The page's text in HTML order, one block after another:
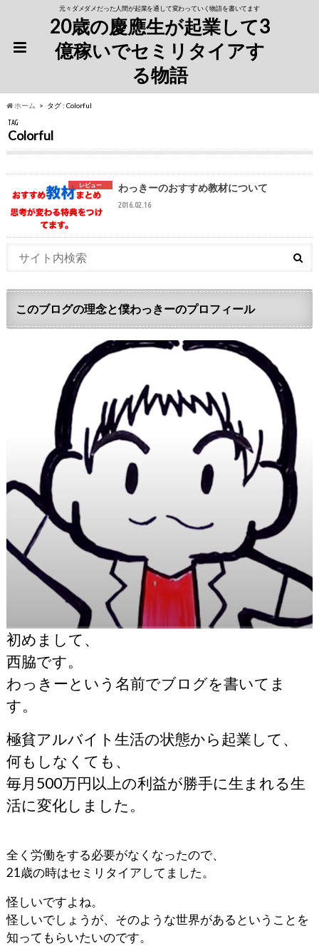
元々ダメダメだった人間が起業を通して変わっていく物語を書いてます
20歳の慶應生が起業して3
億稼いでセミリタイアす
る物語
ホーム タグ : Colorful
TAG
Colorful
レビュー わっきーのおすすめ教材について
2016.02.16
このブログの理念と僕わっきーのプロフィール
初めまして、
西脇です。
わっきーという名前でブログを書いてま
す。
極貧アルバイト生活の状態から起業して、
何もしなくても、
毎月500万円以上の利益が勝手に生まれる生
活に変化しました。
全く労働をする必要がなくなったので、
21歳の時はセミリタイアしてました。
怪しいですよね。
怪しいでしょうが、そのような世界があるということを
知ってもらいたいのです。